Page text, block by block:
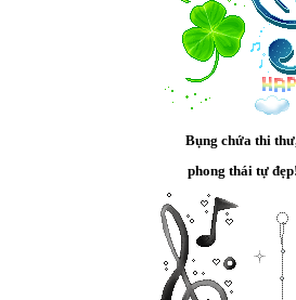
Bụng chứa thi
phong thái tự đẹp!